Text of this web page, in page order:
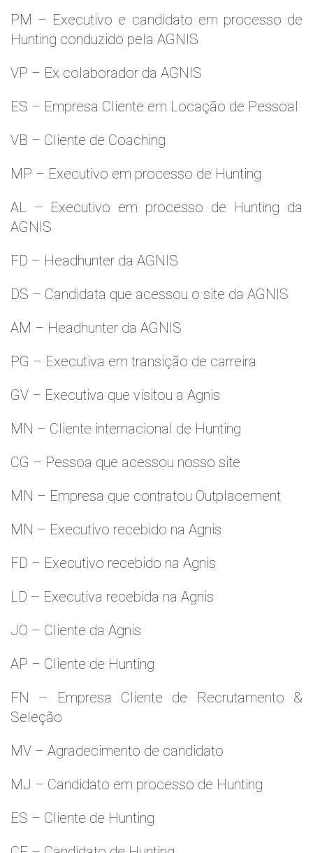
PM – Executivo e candidato em processo de
Hunting conduzido pela AGNIS
VP – Ex colaborador da AGNIS
ES – Empresa Cliente em Locação de Pessoal
VB – Cliente de Coaching
MP – Executivo em processo de Hunting
AL – Executivo em processo de Hunting da
AGNIS
FD – Headhunter da AGNIS
DS – Candidata que acessou o site da AGNIS
AM – Headhunter da AGNIS
PG – Executiva em transição de carreira
GV – Executiva que visitou a Agnis
MN – Cliente internacional de Hunting
CG – Pessoa que acessou nosso site
MN – Empresa que contratou Outplacement
MN – Executivo recebido na Agnis
FD – Executivo recebido na Agnis
LD – Executiva recebida na Agnis
JO – Cliente da Agnis
AP – Cliente de Hunting
FN – Empresa Cliente de Recrutamento &
Seleção
MV – Agradecimento de candidato
MJ – Candidato em processo de Hunting
ES – Cliente de Hunting